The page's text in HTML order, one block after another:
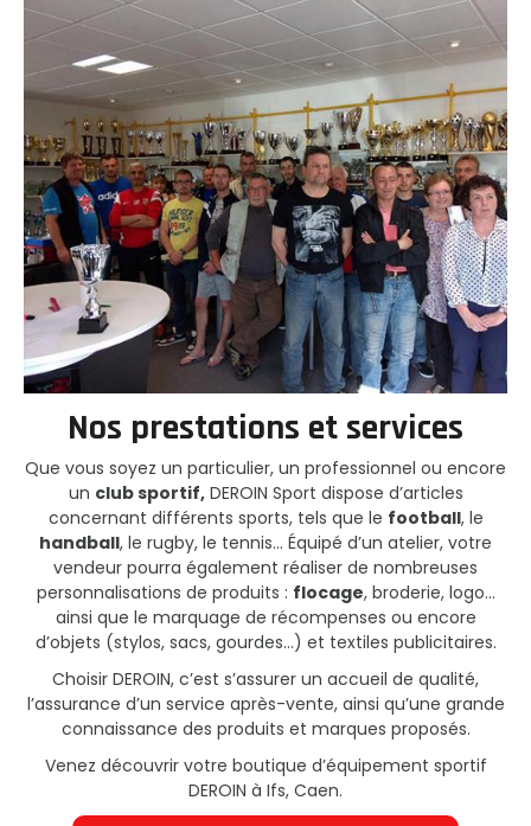
Nos prestations et services
Que vous soyez un particulier, un professionnel ou encore
un club sportif,DEROIN Sport dispose d’articles
concernant différents sports, tels que le football, le
handball, le rugby, le tennis... Équipé d’un atelier, votre
vendeur pourra également réaliser de nombreuses
personnalisations de produits : flocage, broderie, logo...
ainsi que le marquage de récompenses ou encore
d’objets (stylos, sacs, gourdes...) et textiles publicitaires.
Choisir DEROIN, c’est s’assurer un accueil de qualité,
l’assurance d’un service après-vente, ainsi qu’une grande
connaissance des produits et marques proposés.
Venez découvrir votre boutique d’équipement sportif
DEROIN à Ifs, Caen.